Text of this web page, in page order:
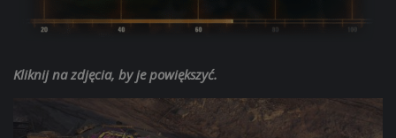
Kliknij na zdjęcia, by je powiększyć.